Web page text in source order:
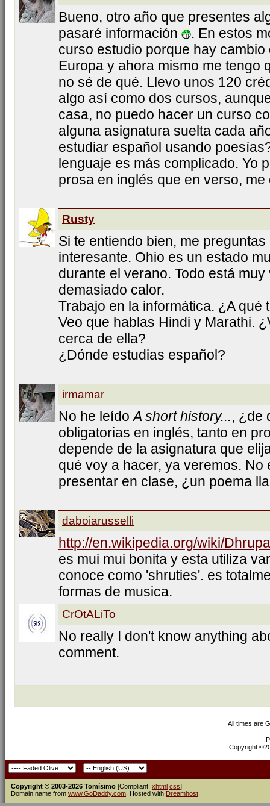
Bueno, otro año que presentes
pasaré información
. En estos
curso estudio porque hay
Europa y ahora mismo me tengo
no sé de qué. Llevo unos 120
algo así como dos cursos,
casa, no puedo hacer un curso
alguna asignatura suelta cada
estudiar español usando
lenguaje es más complicado. Yo
prosa en inglés que en verso, me
Rusty
Si te entiendo bien, me
interesante. Ohio es un estado
durante el verano. Todo está
demasiado calor.
Trabajo en la informática. ¿A qué
Veo que hablas Hindi y Marathi.
cerca de ella?
¿Dónde estudias español?
irmamar
No he leídoA short history..., ¿de
obligatorias en inglés, tanto en
depende de la asignatura que
qué voy a hacer, ya veremos. No
presentar en clase, ¿un poema
daboiarusselli
http://en.wikipedia.org/wiki/
es mui mui bonita y esta utiliza
conoce como 'shruties'. es
formas de musica.
CrOtALiTo
No really I don't know anything
comment.
All times are
Copyright
Copyright © 2003-2026 Tomísimo [Compliant: xhtml css]
Domain name from www.GoDaddy.com . Hosted with Dreamhost